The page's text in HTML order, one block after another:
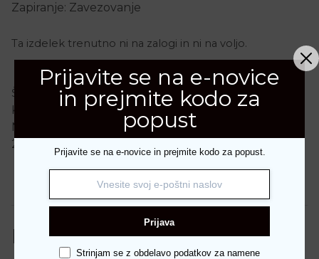
Zapiranje: Zavezovanje
Ta izdelek trenutno ni na zalogi in ni na voljo.
Šifra:
4162
Kategorije:Blagovne znamke , Nerogiardini,
Nerogiardini
Obutev,Superge, Zimska kolekcija
2025
Dodatne podrobnosti
Dodatne podrobnosti
Prijavite se na e-novice
in prejmite kodo za
popust
Prijavite se na e-novice in prejmite kodo za popust.
Prijava
Strinjam se z obdelavo podatkov za namene